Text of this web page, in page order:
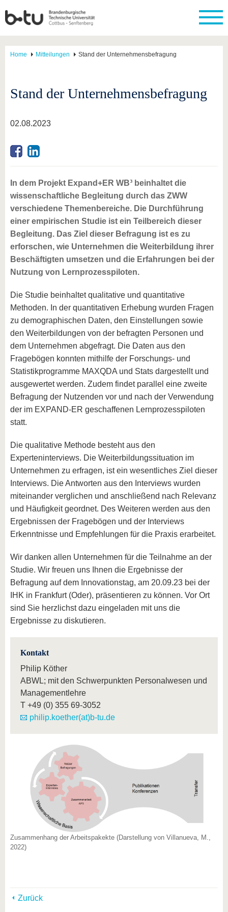
Home Mitteilungen Stand der Unternehmensbefragung
Stand der Unternehmensbefragung
02.08.2023
In dem Projekt Expand+ER WB³ beinhaltet die
wissenschaftliche Begleitung durch das ZWW
verschiedene Themenbereiche. Die Durchführung
einer empirischen Studie ist ein Teilbereich dieser
Begleitung. Das Ziel dieser Befragung ist es zu
erforschen, wie Unternehmen die Weiterbildung ihrer
Beschäftigten umsetzen und die Erfahrungen bei der
Nutzung von Lernprozesspiloten.
Die Studie beinhaltet qualitative und quantitative
Methoden. In der quantitativen Erhebung wurden Fragen
zu demographischen Daten, den Einstellungen sowie
den Weiterbildungen von der befragten Personen und
dem Unternehmen abgefragt. Die Daten aus den
Fragebögen konnten mithilfe der Forschungs- und
Statistikprogramme MAXQDA und Stats dargestellt und
ausgewertet werden. Zudem findet parallel eine zweite
Befragung der Nutzenden vor und nach der Verwendung
der im EXPAND-ER geschaffenen Lernprozesspiloten
statt.
Die qualitative Methode besteht aus den
Experteninterviews. Die Weiterbildungssituation im
Unternehmen zu erfragen, ist ein wesentliches Ziel dieser
Interviews. Die Antworten aus den Interviews wurden
miteinander verglichen und anschließend nach Relevanz
und Häufigkeit geordnet. Des Weiteren werden aus den
Ergebnissen der Fragebögen und der Interviews
Erkenntnisse und Empfehlungen für die Praxis erarbeitet.
Wir danken allen Unternehmen für die Teilnahme an der
Studie. Wir freuen uns Ihnen die Ergebnisse der
Befragung auf dem Innovationstag, am 20.09.23 bei der
IHK in Frankfurt (Oder), präsentieren zu können. Vor Ort
sind Sie herzlichst dazu eingeladen mit uns die
Ergebnisse zu diskutieren.
Kontakt
Philip Köther
ABWL; mit den Schwerpunkten Personalwesen und
Managementlehre
T +49 (0) 355 69-3052
philip.koether(at)b-tu.de
Zusammenhang der Arbeitspakekte (Darstellung von Villanueva, M.,
2022)
Zurück